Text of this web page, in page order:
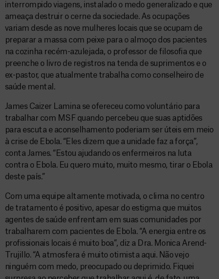
interrompido viagens, instalado o medo generalizado e que
ameaça destruir o cerne da sociedade. As ocupações
variam desde as nove mulheres locais que se ocupam de
preparar a massa com peixe para o almoço dos pacientes
na cozinha recém-azulejada, o professor de filosofia que
preenche o livro de registros na tenda de suprimentos e o
ex-pastor, que atualmente trabalha como conselheiro de
saúde mental.
James Caizer Lamina se ofereceu como voluntário para
trabalhar com MSF quando percebeu que suas aptidões
para escuta e aconselhamento poderiam ser úteis em meio
à crise de Ebola. “Eles dizem que a unidade faz a força”,
conta James. “Estou ajudando os enfermeiros na luta
contra o Ebola. Eu quero muito, muito mesmo, tirar o Ebola
deste país.”
Com uma equipe altamente motivada, o clima no centro
de tratamento é positivo, apesar do estigma que muitos
agentes de saúde enfrentam em suas comunidades por
trabalharem com pacientes de Ebola. “A energia entre os
profissionais locais é muito boa”, diz a Dra. Monica Arend-
Trujillo. “A atmosfera é muito otimista aqui. Não vejo
ninguém com medo, preocupado ou deprimido. Fiquei